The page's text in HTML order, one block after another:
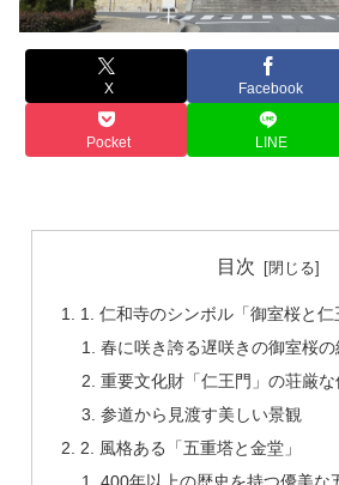
X Facebook
Pocket LINE
目次
1. 仁和寺のシンボル「御室桜と仁
春に咲き誇る遅咲きの御室桜の
重要文化財「仁王門」の荘厳
参道から見渡す美しい景観
2. 風格ある「五重塔と金堂」
400年以上の歴史を持つ優美な